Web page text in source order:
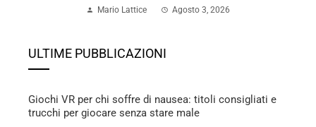
Mario Lattice Agosto 3, 2026
ULTIME PUBBLICAZIONI
Giochi VR per chi soffre di nausea: titoli consigliati e
trucchi per giocare senza stare male